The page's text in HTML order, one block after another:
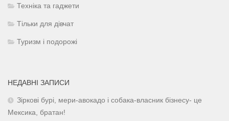
Техніка та гаджети
Тільки для дівчат
Туризм і подорожі
НЕДАВНІ ЗАПИСИ
Зіркові бурі, мери-авокадо і собака-власник бізнесу- це
Мексика, братан!